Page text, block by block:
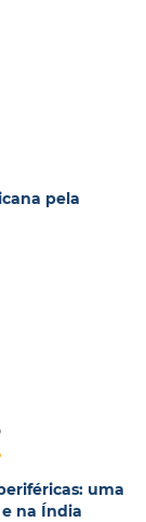
pela
uma
na Índia